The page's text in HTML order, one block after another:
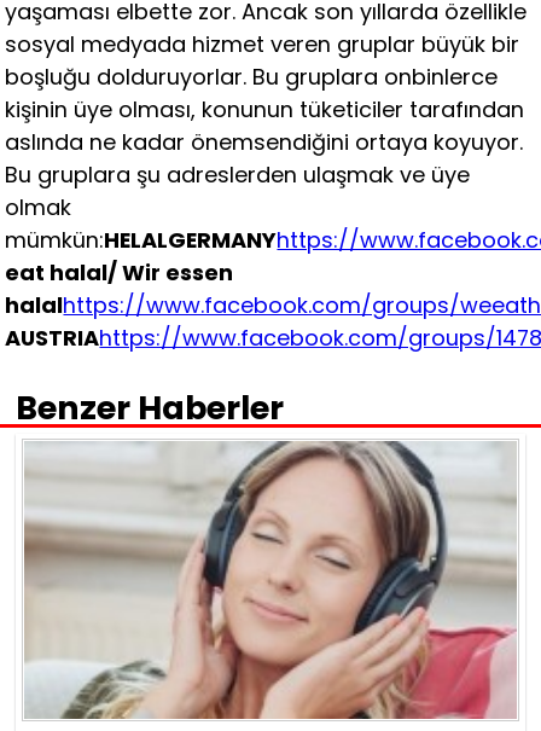
yaşaması elbette zor. Ancak son yıllarda özellikle
sosyal medyada hizmet veren gruplar büyük bir
boşluğu dolduruyorlar. Bu gruplara onbinlerce
kişinin üye olması, konunun tüketiciler tarafından
aslında ne kadar önemsendiğini ortaya koyuyor.
Bu gruplara şu adreslerden ulaşmak ve üye
olmak
mümkün:HELALGERMANYhttps://
eat halal/ Wir essen
halalhttps://www.facebook.com/groups/
AUSTRIAhttps://www.facebook.com/groups/
Benzer Haberler